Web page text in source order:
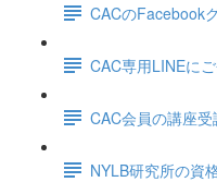
CACのFacebook
CAC専用LINEに
CAC会員の講座
NYLB研究所の資